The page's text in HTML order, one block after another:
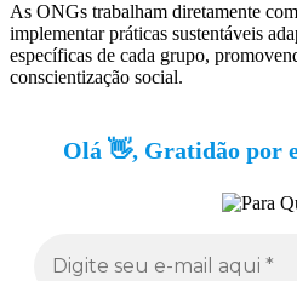
As ONGs trabalham diretamente
implementar práticas sustentáveis
específicas de cada grupo,
conscientização social.
Olá 👋, Gratidão por